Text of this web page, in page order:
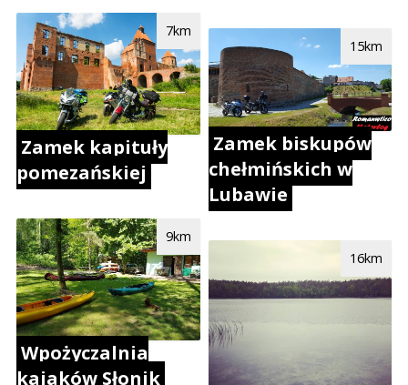
Zamek kapituły
pomezańskiej
7km
Wpożyczalnia
kajaków Słonik
9km
Zamek biskupów
chełmińskich w
Lubawie
15km
16km